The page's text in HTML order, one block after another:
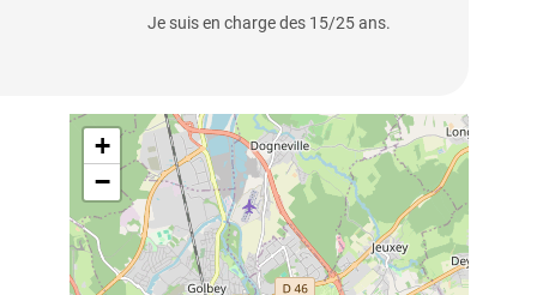
Je suis en charge des 15/25 ans.
+
−